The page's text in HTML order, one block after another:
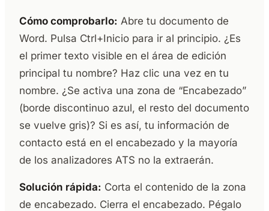
Cómo comprobarlo: Abre tu documento de
Word. Pulsa Ctrl+Inicio para ir al principio. ¿Es
el primer texto visible en el área de edición
principal tu nombre? Haz clic una vez en tu
nombre. ¿Se activa una zona de “Encabezado”
(borde discontinuo azul, el resto del documento
se vuelve gris)? Si es así, tu información de
contacto está en el encabezado y la mayoría
de los analizadores ATS no la extraerán.
Solución rápida: Corta el contenido de la zona
de encabezado. Cierra el encabezado. Pégalo